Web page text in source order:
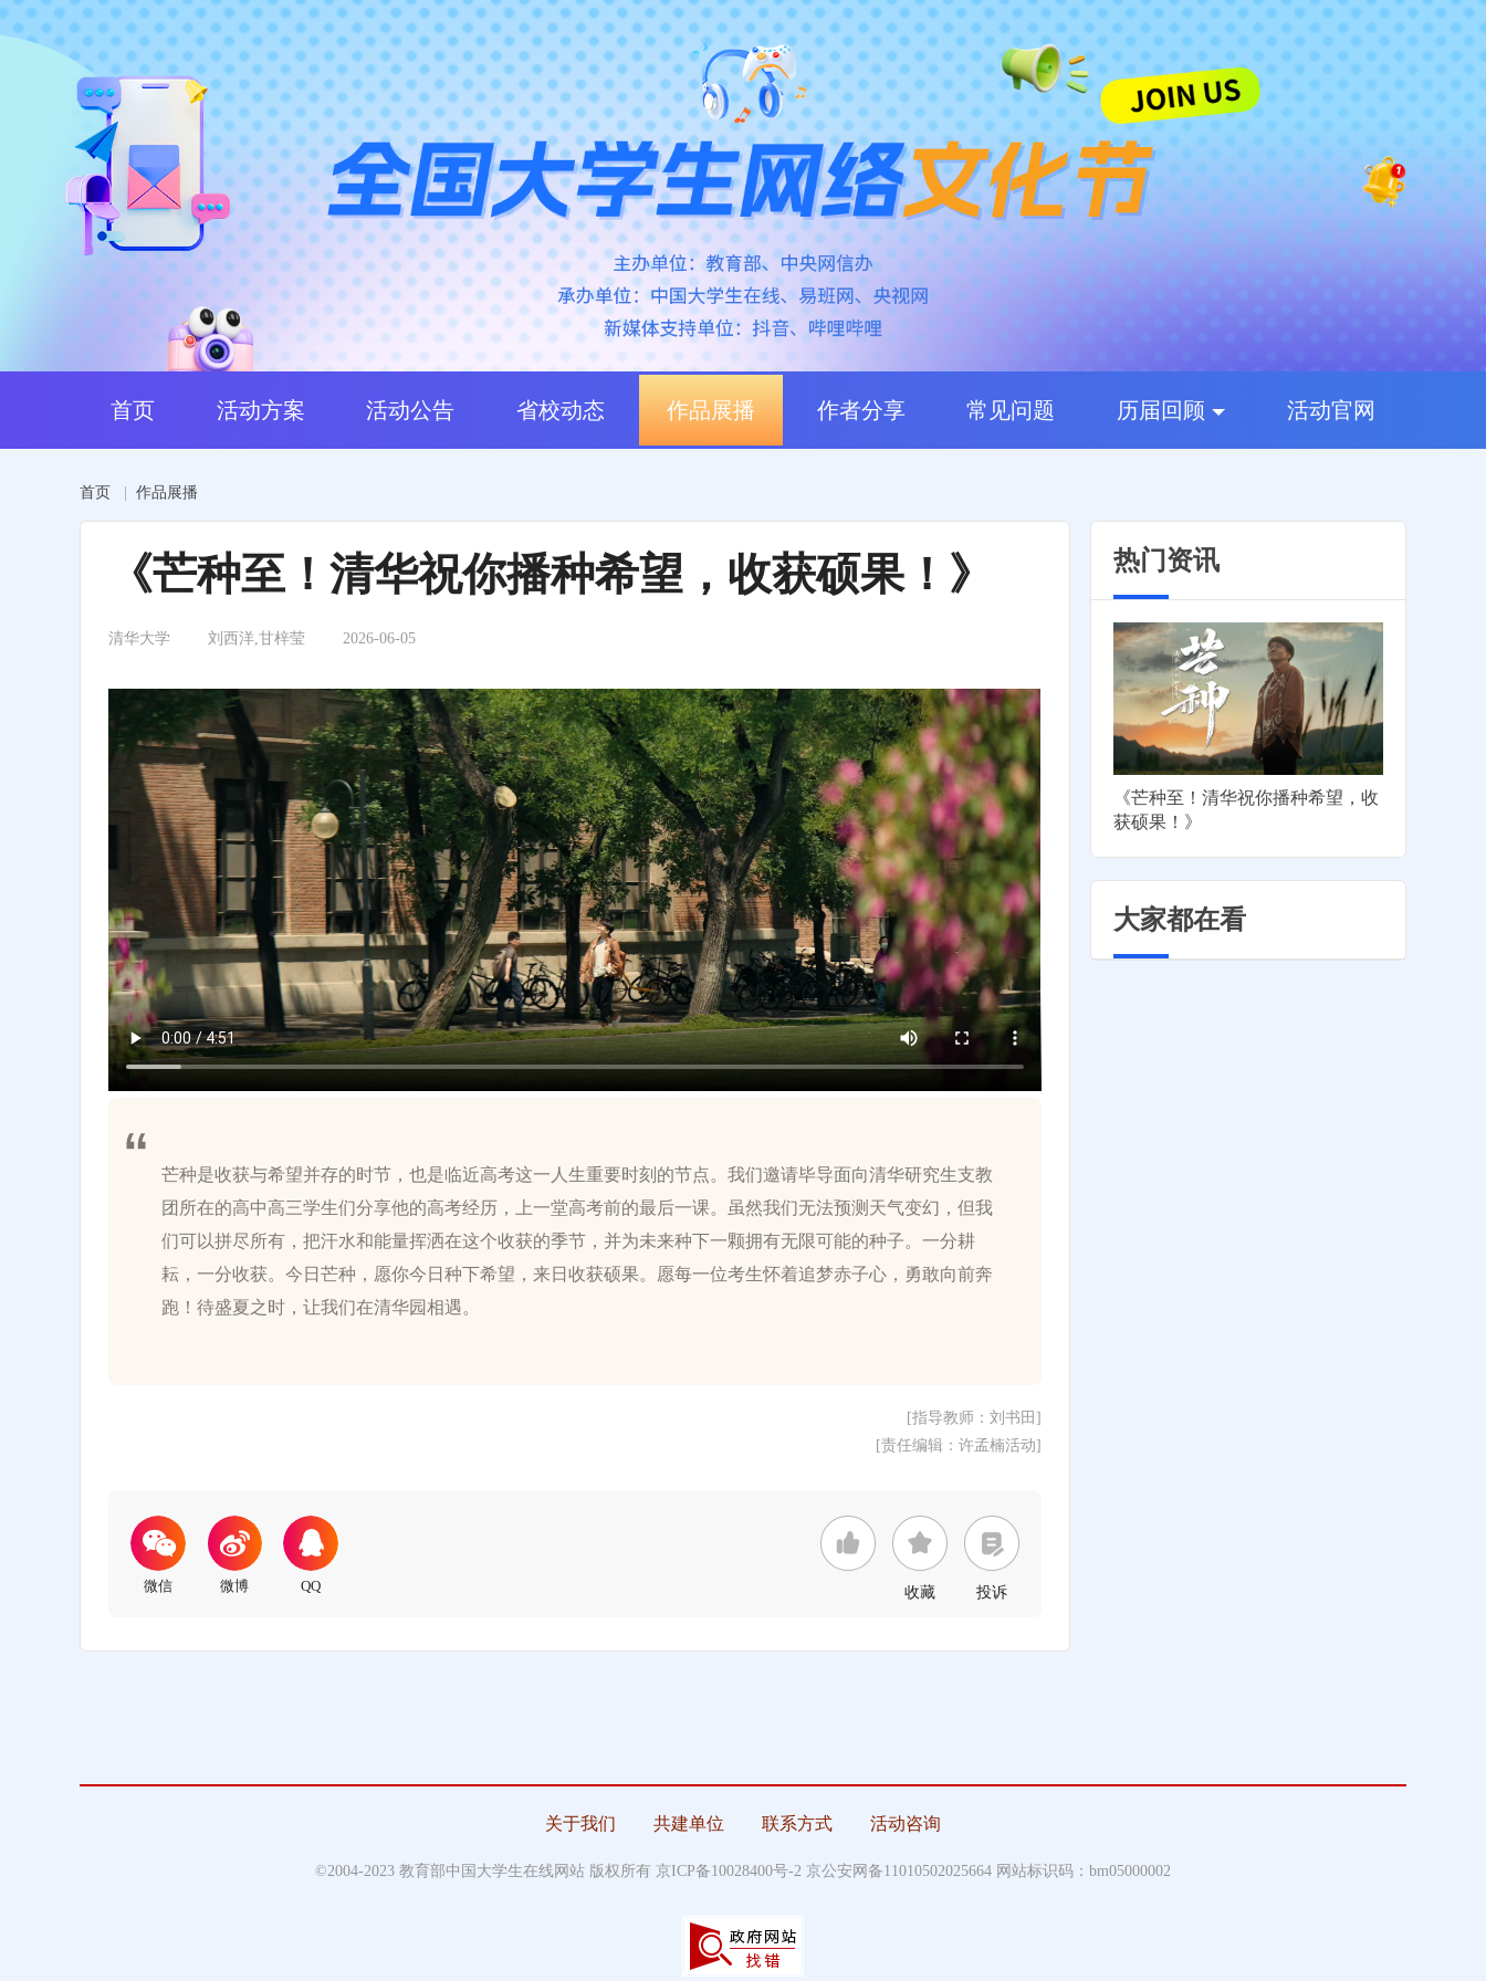
首页 活动方案 活动公告 省校动态 作品展播 作者分享 常见问题 历届回顾 活动官网
首页 作品展播
《芒种至！清华祝你播种希望，收获硕果！》
清华大学 刘西洋,甘梓莹 2026-06-05
芒种是收获与希望并存的时节，也是临近高考这一人生重要时刻的节点。我们邀请毕导面向清华研究生支教
团所在的高中高三学生们分享他的高考经历，上一堂高考前的最后一课。虽然我们无法预测天气变幻，但我
们可以拼尽所有，把汗水和能量挥洒在这个收获的季节，并为未来种下一颗拥有无限可能的种子。一分耕
耘，一分收获。今日芒种，愿你今日种下希望，来日收获硕果。愿每一位考生怀着追梦赤子心，勇敢向前奔
跑！待盛夏之时，让我们在清华园相遇。
[指导教师：刘书田]
[责任编辑：许孟楠活动]
收藏 投诉
热门资讯
《芒种至！清华祝你播种希望，收
获硕果！》
大家都在看
关于我们 共建单位 联系方式 活动咨询
©2004-2023 教育部中国大学生在线网站 版权所有 京ICP备10028400号-2 京公安网备11010502025664 网站标识码：bm05000002